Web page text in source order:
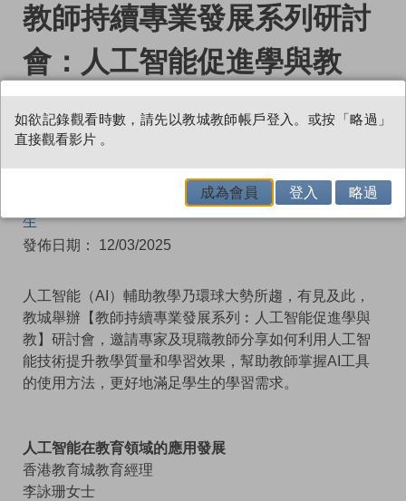
教師持續專業發展系列研討
會：人工智能促進學與教
0
本月專題：電子學習資源
張立邦先生|孫芷珊女士|
何嘉琪先
生
發佈日期： 12/03/2025
人工智能（AI）輔助教學乃環球大勢所趨，有見及此，
教城舉辦【教師持續專業發展系列︰人工智能促進學與
教】研討會，邀請專家及現職教師分享如何利用人工智
能技術提升教學質量和學習效果，幫助教師掌握AI工具
的使用方法，更好地滿足學生的學習需求。
人工智能在教育領域的應用發展
香港教育城教育經理
李詠珊女士
如欲記錄觀看時數，請先以教城教師帳戶登入。或按「略過」
直接觀看影片 。
成為會員 登入 略過